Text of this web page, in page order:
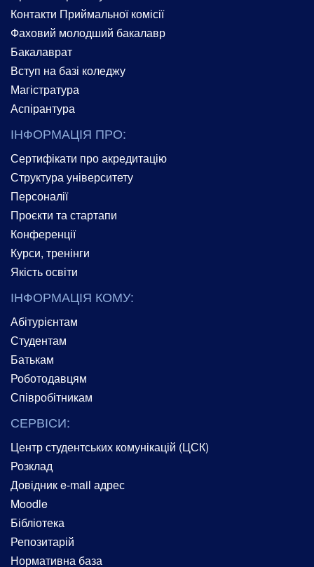
Контакти Приймальної комісії
Фаховий молодший бакалавр
Бакалаврат
Вступ на базі коледжу
Магістратура
Аспірантура
ІНФОРМАЦІЯ ПРО:
Сертифікати про акредитацію
Структура університету
Персоналії
Проєкти та стартапи
Конференції
Курси, тренінги
Якість освіти
ІНФОРМАЦІЯ КОМУ:
Абітурієнтам
Студентам
Батькам
Роботодавцям
Співробітникам
СЕРВІСИ:
Центр студентських комунікацій (ЦСК)
Розклад
Довідник e-mail адрес
Moodle
Бібліотека
Репозитарій
Нормативна база